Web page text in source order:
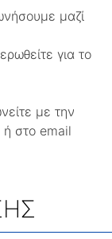
μαζί
για το
με την
στο email